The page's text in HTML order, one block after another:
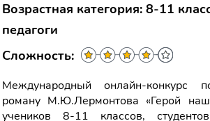
Возрастная категория: 8-11
педагоги
Сложность:
Международный онлайн-конкурс
роману М.Ю.Лермонтова «Герой
учеников 8-11 классов,